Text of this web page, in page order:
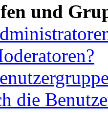
und
die